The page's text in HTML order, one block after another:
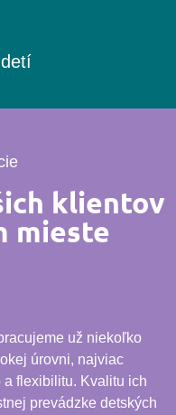
klientov
mieste
už niekoľko
úrovni, najviac
flexibilitu. Kvalitu ich
prevádzke detských